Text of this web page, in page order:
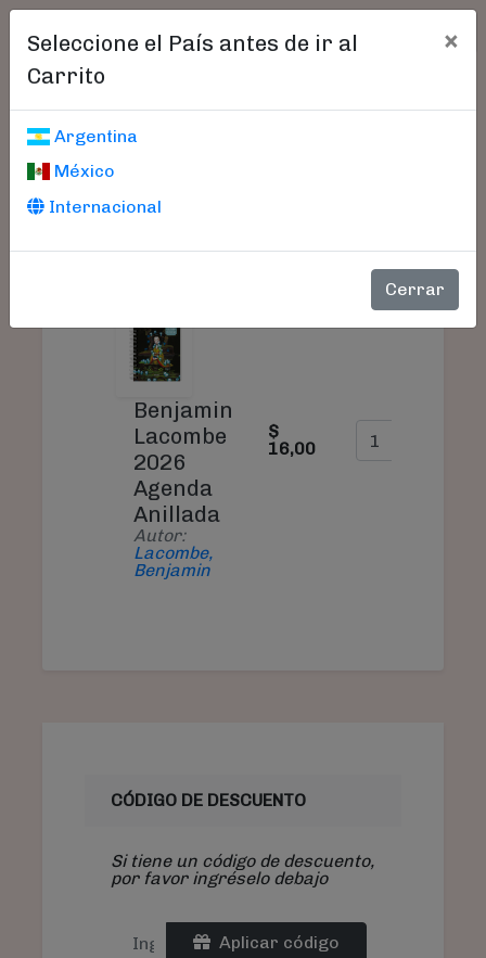
Seleccione el País antes de ir al
Carrito
×
Argentina
México
Internacional
Cerrar
Carrito De Compras
PRODUCTO PRECIO CANTIDAD
Benjamin
Lacombe
2026
Agenda
Anillada
Autor:
Lacombe,
Benjamin
$
16,00
CÓDIGO DE DESCUENTO
Si tiene un código de descuento,
por favor ingréselo debajo
Aplicar código